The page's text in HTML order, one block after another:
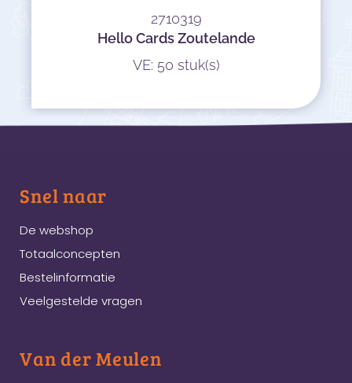
2710319
Hello Cards Zoutelande
VE: 50 stuk(s)
Snel naar
De webshop
Totaalconcepten
Bestelinformatie
Veelgestelde vragen
Van der Meulen